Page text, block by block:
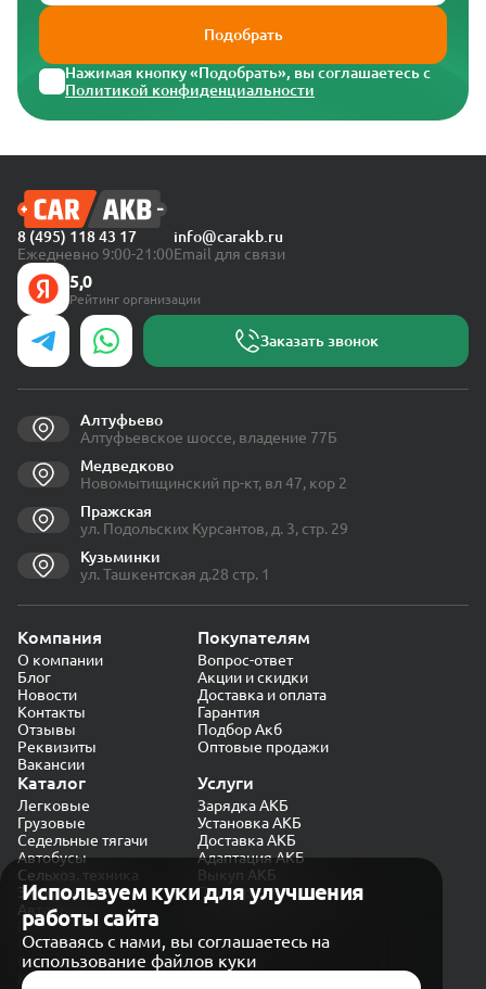
Подобрать
Нажимая кнопку «Подобрать», вы соглашаетесь с
Политикой конфиденциальности
Используем куки для улучшения
работы сайта
Оставаясь с нами, вы соглашаетесь на
использование файлов куки
8 (495) 118 43 17
Ежедневно 9:00-21:00
info@carakb.ru
Email для связи
5,0
Рейтинг организации
Заказать звонок
Алтуфьево
Алтуфьевское шоссе, владение 77Б
Медведково
Новомытищинский пр-кт, вл 47, кор 2
Пражская
ул. Подольских Курсантов, д. 3, стр. 29
Кузьминки
ул. Ташкентская д.28 стр. 1
Компания
О компании
Блог
Новости
Контакты
Отзывы
Реквизиты
Вакансии
Покупателям
Вопрос-ответ
Акции и скидки
Доставка и оплата
Гарантия
Подбор Акб
Оптовые продажи
Каталог
Легковые
Грузовые
Седельные тягачи
Автобусы
Сельхоз. техника
Экскаваторы
Автокраны
Услуги
Зарядка АКБ
Установка АКБ
Доставка АКБ
Адаптация АКБ
Выкуп АКБ
Проверка генератора
Политика конфиденциальности
Обработка персональных данных
Согласие на обработку в «Яндекс.Метрика»
Карта сайта